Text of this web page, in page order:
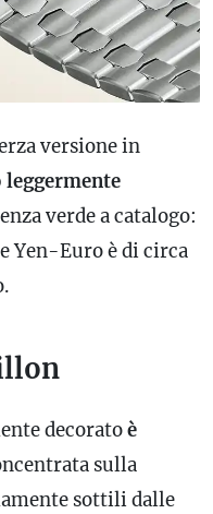
versione in
verde a catalogo:
Yen-Euro è di circa
decoratoè
sulla
sottili dalle